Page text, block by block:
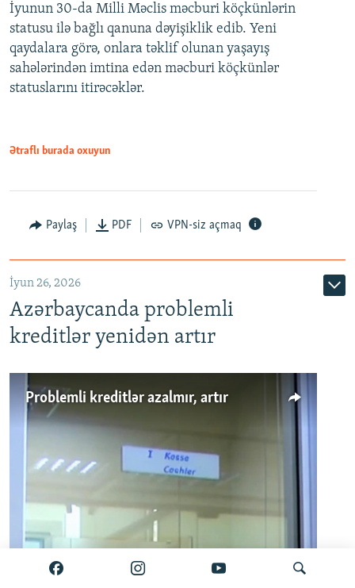
Auto 240p 360p 480p
720p 1080p
360p
480p
720p
İyunun 30-da Milli Məclis məcburi köçkünlərin
statusu ilə bağlı qanuna dəyişiklik edib. Yeni
qaydalara görə, onlara təklif olunan yaşayış
sahələrindən imtina edən məcburi köçkünlər
statuslarını itirəcəklər.
Ətraflı burada oxuyun
Paylaş PDF VPN-siz açmaq
İyun 26, 2026
Azərbaycanda problemli
kreditlər yenidən artır
Problemli kreditlər azalmır, artır